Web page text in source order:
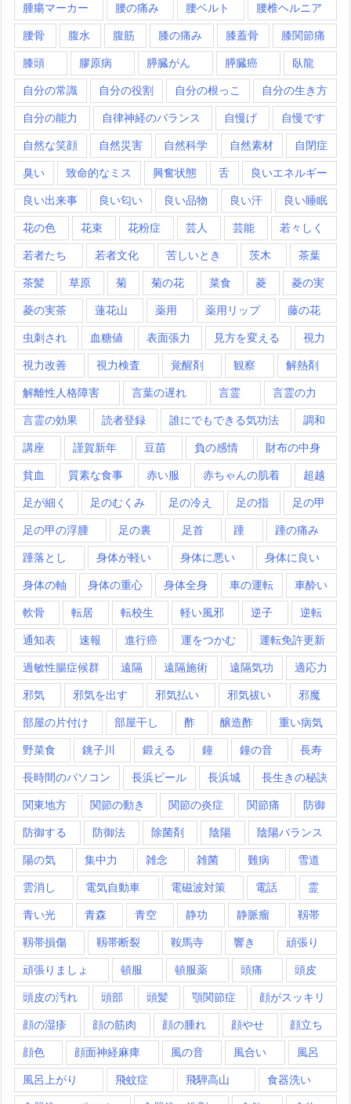
腫瘍マーカー 腰の痛み 腰ベルト 腰椎ヘルニア
腰骨 腹水 腹筋 膝の痛み 膝蓋骨 膝関節痛
膝頭 膠原病 膵臓がん 膵臓癌 臥龍
自分の常識 自分の役割 自分の根っこ 自分の生き方
自分の能力 自律神経のバランス 自慢げ 自慢です
自然な笑顔 自然災害 自然科学 自然素材 自閉症
臭い 致命的なミス 興奮状態 舌 良いエネルギー
良い出来事 良い匂い 良い品物 良い汗 良い睡眠
花の色 花束 花粉症 芸人 芸能 若々しく
若者たち 若者文化 苦しいとき 茨木 茶葉
茶髪 草原 菊 菊の花 菜食 菱 菱の実
菱の実茶 蓮花山 薬用 薬用リップ 藤の花
虫刺され 血糖値 表面張力 見方を変える 視力
視力改善 視力検査 覚醒剤 観察 解熱剤
解離性人格障害 言葉の遅れ 言霊 言霊の力
言霊の効果 読者登録 誰にでもできる気功法 調和
講座 謹賀新年 豆苗 負の感情 財布の中身
貧血 質素な食事 赤い服 赤ちゃんの肌着 超越
足が細く 足のむくみ 足の冷え 足の指 足の甲
足の甲の浮腫 足の裏 足首 踵 踵の痛み
踵落とし 身体が軽い 身体に悪い 身体に良い
身体の軸 身体の重心 身体全身 車の運転 車酔い
軟骨 転居 転校生 軽い風邪 逆子 逆転
通知表 速報 進行癌 運をつかむ 運転免許更新
過敏性腸症候群 遠隔 遠隔施術 遠隔気功 適応力
邪気 邪気を出す 邪気払い 邪気祓い 邪魔
部屋の片付け 部屋干し 酢 醸造酢 重い病気
野菜食 銚子川 鍛える 鐘 鐘の音 長寿
長時間のパソコン 長浜ビール 長浜城 長生きの秘訣
関東地方 関節の動き 関節の炎症 関節痛 防御
防御する 防御法 除菌剤 陰陽 陰陽バランス
陽の気 集中力 雑念 雑菌 難病 雪道
雲消し 電気自動車 電磁波対策 電話 霊
青い光 青森 青空 静功 静脈瘤 靱帯
靱帯損傷 靱帯断裂 鞍馬寺 響き 頑張り
頑張りましょ 頓服 頓服薬 頭痛 頭皮
頭皮の汚れ 頭部 頭髪 顎関節症 顔がスッキリ
顔の湿疹 顔の筋肉 顔の腫れ 顔やせ 顔立ち
顔色 顔面神経麻痺 風の音 風合い 風呂
風呂上がり 飛蚊症 飛騨高山 食器洗い